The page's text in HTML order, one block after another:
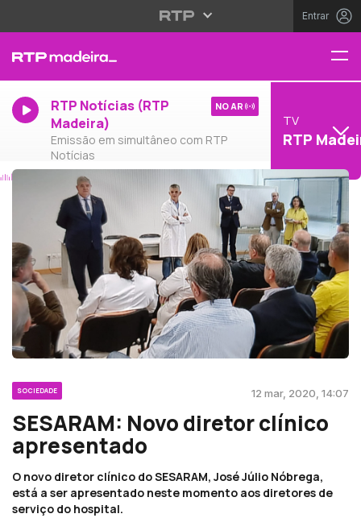
Entrar
RTP Notícias (RTP
Madeira)
Emissão em simultâneo com RTP
Notícias
NO AR
TV
RTP
SOCIEDADE 12 mar, 2020, 14:07
SESARAM: Novo diretor clínico
apresentado
O novo diretor clínico do SESARAM, José Júlio Nóbrega,
está a ser apresentado neste momento aos diretores de
serviço do hospital.